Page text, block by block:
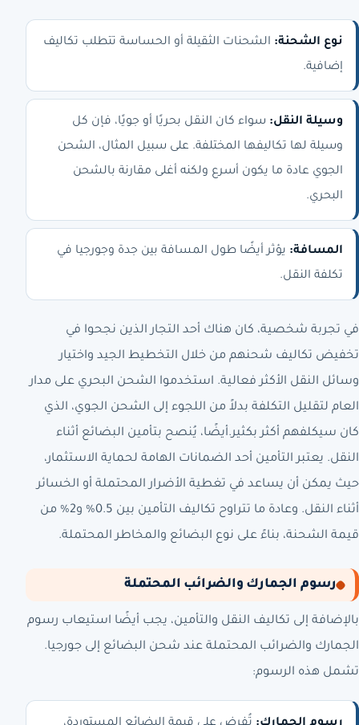
نوع الشحنة: الشحنات الثقيلة أو الحساسة تتطلب تكاليف
إضافية.
وسيلة النقل: سواء كان النقل بحريًا أو جويًا، فإن كل
وسيلة لها تكاليفها المختلفة. على سبيل المثال، الشحن
الجوي عادة ما يكون أسرع ولكنه أغلى مقارنة بالشحن
البحري.
المسافة: يؤثر أيضًا طول المسافة بين جدة وجورجيا في
تكلفة النقل.
في تجربة شخصية، كان هناك أحد التجار الذين نجحوا في
تخفيض تكاليف شحنهم من خلال التخطيط الجيد واختيار
وسائل النقل الأكثر فعالية. استخدموا الشحن البحري على مدار
العام لتقليل التكلفة بدلاً من اللجوء إلى الشحن الجوي، الذي
كان سيكلفهم أكثر بكثير.أيضًا، يُنصح بتأمين البضائع أثناء
النقل. يعتبر التأمين أحد الضمانات الهامة لحماية الاستثمار،
حيث يمكن أن يساعد في تغطية الأضرار المحتملة أو الخسائر
أثناء النقل. وعادة ما تتراوح تكاليف التأمين بين 0.5% و2% من
قيمة الشحنة، بناءً على نوع البضائع والمخاطر المحتملة.
رسوم الجمارك والضرائب المحتملة
بالإضافة إلى تكاليف النقل والتأمين، يجب أيضًا استيعاب رسوم
الجمارك والضرائب المحتملة عند شحن البضائع إلى جورجيا.
تشمل هذه الرسوم: